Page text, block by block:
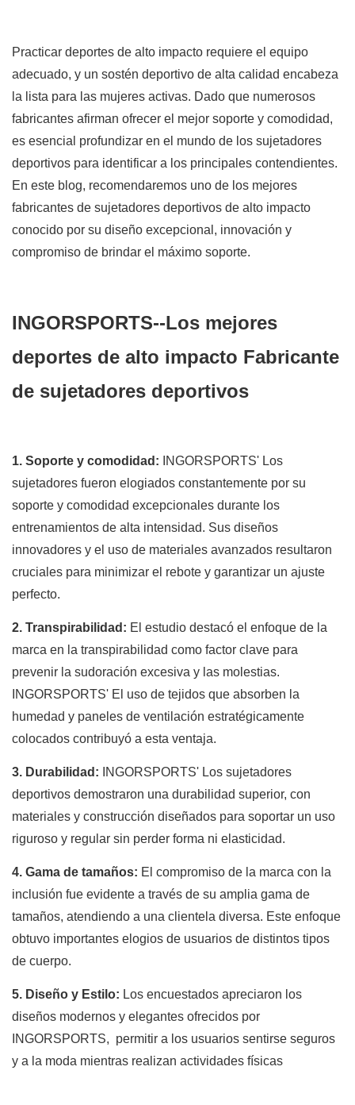
Practicar deportes de alto impacto requiere el equipo
adecuado, y un sostén deportivo de alta calidad encabeza
la lista para las mujeres activas. Dado que numerosos
fabricantes afirman ofrecer el mejor soporte y comodidad,
es esencial profundizar en el mundo de los sujetadores
deportivos para identificar a los principales contendientes.
En este blog, recomendaremos uno de los mejores
fabricantes de sujetadores deportivos de alto impacto
conocido por su diseño excepcional, innovación y
compromiso de brindar el máximo soporte.
INGORSPORTS--Los mejores
deportes de alto impacto Fabricante
de sujetadores deportivos
1. Soporte y comodidad:
INGORSPORTS' Los
sujetadores fueron elogiados constantemente por su
soporte y comodidad excepcionales durante los
entrenamientos de alta intensidad. Sus diseños
innovadores y el uso de materiales avanzados resultaron
cruciales para minimizar el rebote y garantizar un ajuste
perfecto.
2. Transpirabilidad: El estudio destacó el enfoque de la
marca en la transpirabilidad como factor clave para
prevenir la sudoración excesiva y las molestias.
INGORSPORTS' El uso de tejidos que absorben la
humedad y paneles de ventilación estratégicamente
colocados contribuyó a esta ventaja.
3. Durabilidad:
INGORSPORTS' Los sujetadores
deportivos demostraron una durabilidad superior, con
materiales y construcción diseñados para soportar un uso
riguroso y regular sin perder forma ni elasticidad.
4. Gama de tamaños: El compromiso de la marca con la
inclusión fue evidente a través de su amplia gama de
tamaños, atendiendo a una clientela diversa. Este enfoque
obtuvo importantes elogios de usuarios de distintos tipos
de cuerpo.
5. Diseño y Estilo: Los encuestados apreciaron los
diseños modernos y elegantes ofrecidos por
INGORSPORTS, permitir a los usuarios sentirse seguros
y a la moda mientras realizan actividades físicas